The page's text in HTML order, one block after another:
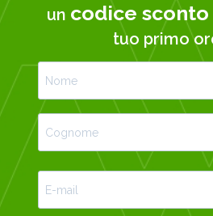
un codice sconto
tuo primo